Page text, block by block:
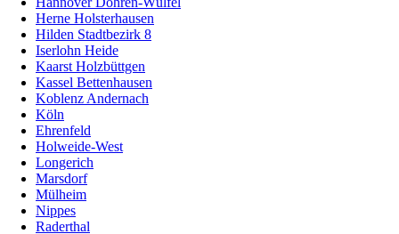
Herne Holsterhausen
Hilden Stadtbezirk 8
Iserlohn Heide
Kaarst Holzbüttgen
Kassel Bettenhausen
Koblenz Andernach
Köln
Ehrenfeld
Holweide-West
Longerich
Marsdorf
Mülheim
Nippes
Raderthal